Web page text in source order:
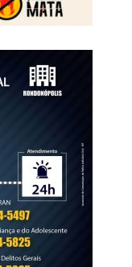
como passageiros
Federal
estavam com os
à Derf de
dos celulares, os
de uma célula de
de Mato